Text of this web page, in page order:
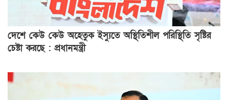
দেশে কেউ কেউ অহেতুক ইস্যুতে অস্থিতিশীল পরিস্থিতি সৃষ্টির
চেষ্টা করছে : প্রধানমন্ত্রী